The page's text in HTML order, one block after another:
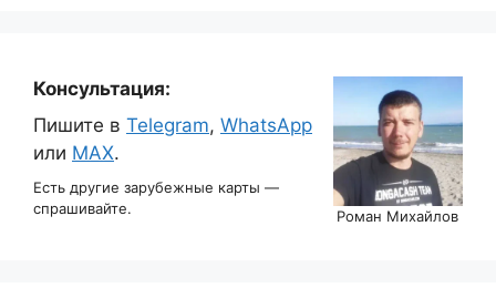
Консультация:
Пишите в Telegram, WhatsApp
или MAX.
Есть другие зарубежные карты —
спрашивайте.
Роман Михайлов